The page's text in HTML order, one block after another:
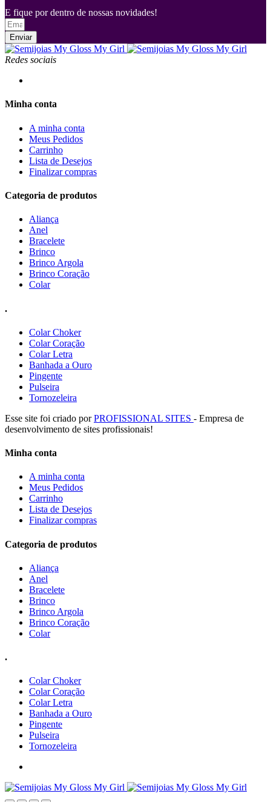
E fique por dentro de nossas novidades!
Enviar
Redes sociais
Minha conta
A minha conta
Meus Pedidos
Carrinho
Lista de Desejos
Finalizar compras
Categoria de produtos
Aliança
Anel
Bracelete
Brinco
Brinco Argola
Brinco Coração
Colar
.
Colar Choker
Colar Coração
Colar Letra
Banhada a Ouro
Pingente
Pulseira
Tornozeleira
Esse site foi criado porPROFISSIONAL SITES - Empresa de
desenvolvimento de sites profissionais!
Minha conta
A minha conta
Meus Pedidos
Carrinho
Lista de Desejos
Finalizar compras
Categoria de produtos
Aliança
Anel
Bracelete
Brinco
Brinco Argola
Brinco Coração
Colar
.
Colar Choker
Colar Coração
Colar Letra
Banhada a Ouro
Pingente
Pulseira
Tornozeleira